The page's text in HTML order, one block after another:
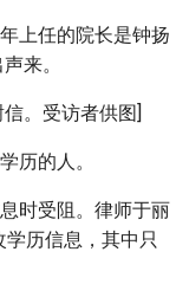
上任的院长是钟扬
来。
。受访者供图]
历的人。
时受阻。律师于丽
历信息，其中只